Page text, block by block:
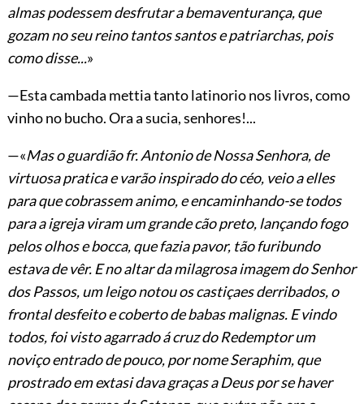
almas podessem desfrutar a bemaventurança, que
gozam no seu reino tantos santos e patriarchas, pois
como disse...»
—Esta cambada mettia tanto latinorio nos livros, como
vinho no bucho. Ora a sucia, senhores!...
—«Mas o guardião fr. Antonio de Nossa Senhora, de
virtuosa pratica e varão inspirado do céo, veio a elles
para que cobrassem animo, e encaminhando-se todos
para a igreja viram um grande cão preto, lançando fogo
pelos olhos e bocca, que fazia pavor, tão furibundo
estava de vêr. E no altar da milagrosa imagem do Senhor
dos Passos, um leigo notou os castiçaes derribados, o
frontal desfeito ecoberto de babas malignas. E vindo
todos, foi visto agarrado á cruz do Redemptor um
noviço entrado de pouco, por nome Seraphim, que
prostrado em extasi dava graças a Deus por se haver